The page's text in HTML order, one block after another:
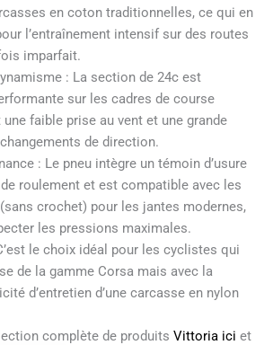
en coton traditionnelles, ce qui en
l’entraînement intensif sur des routes
imparfait.
: La section de 24c est
sur les cadres de course
faible prise au vent et une grande
de direction.
: Le pneu intègre un témoin d’usure
roulement et est compatible avec les
crochet) pour les jantes modernes,
les pressions maximales.
le choix idéal pour les cyclistes qui
de la gamme Corsa mais avec la
d’entretien d’une carcasse en nylon
complète de produits Vittoria ici et